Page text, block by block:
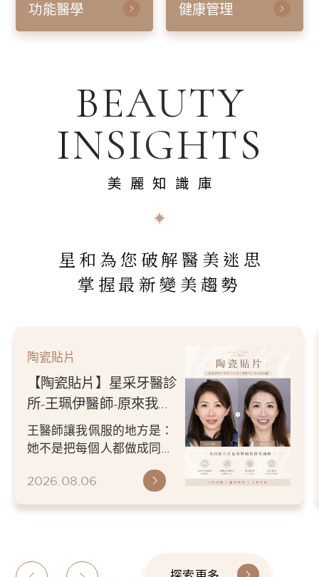
功能醫學 健康管理
BEAUTY
INSIGHTS
美麗知識庫
星和為您破解醫美迷思
掌握最新變美趨勢
陶瓷貼片
【陶瓷貼片】星采牙醫診
所-王珮伊醫師-原來我的
不愛笑，只是不喜歡自己
原本的牙齒
王醫師讓我佩服的地方是：
她不是把每個人都做成同一
更適合自己的樣子。 現...
2026.08.06